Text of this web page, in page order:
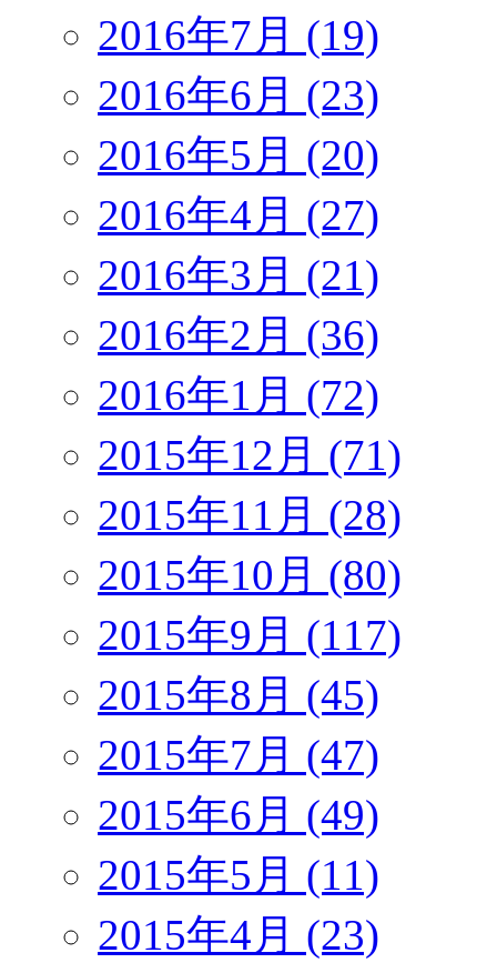
2016年7月 (19)
2016年6月 (23)
2016年5月 (20)
2016年4月 (27)
2016年3月 (21)
2016年2月 (36)
2016年1月 (72)
2015年12月 (71)
2015年11月 (28)
2015年10月 (80)
2015年9月 (117)
2015年8月 (45)
2015年7月 (47)
2015年6月 (49)
2015年5月 (11)
2015年4月 (23)